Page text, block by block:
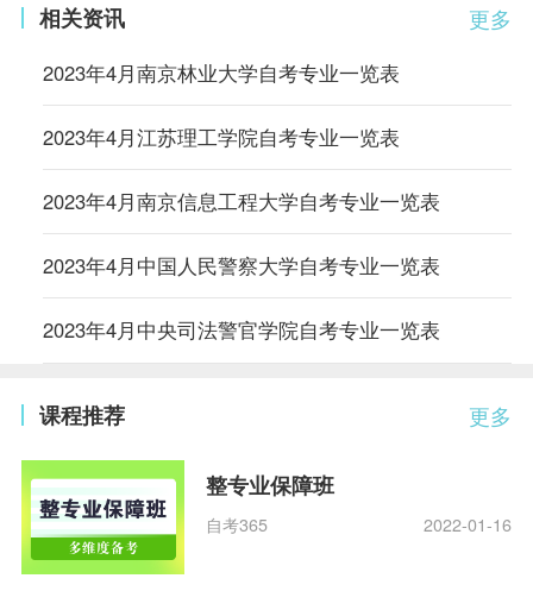
更多
相关资讯
2023年4月南京林业大学自考专业一览表
2023年4月江苏理工学院自考专业一览表
2023年4月南京信息工程大学自考专业一览表
2023年4月中国人民警察大学自考专业一览表
2023年4月中央司法警官学院自考专业一览表
更多
课程推荐
整专业保障班
自考365 2022-01-16